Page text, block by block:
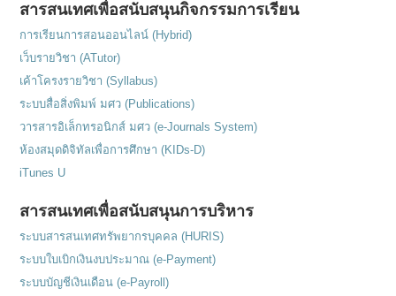
สารสนเทศเพื่อสนับสนุนกิจกรรมการเรียน
การเรียนการสอนออนไลน์ (Hybrid)
เว็บรายวิชา (ATutor)
เค้าโครงรายวิชา (Syllabus)
ระบบสื่อสิ่งพิมพ์ มศว (Publications)
วารสารอิเล็กทรอนิกส์ มศว (e-Journals System)
ห้องสมุดดิจิทัลเพื่อการศึกษา (KIDs-D)
iTunes U
สารสนเทศเพื่อสนับสนุนการบริหาร
ระบบสารสนเทศทรัพยากรบุคคล (HURIS)
ระบบใบเบิกเงินงบประมาณ (e-Payment)
ระบบบัญชีเงินเดือน (e-Payroll)